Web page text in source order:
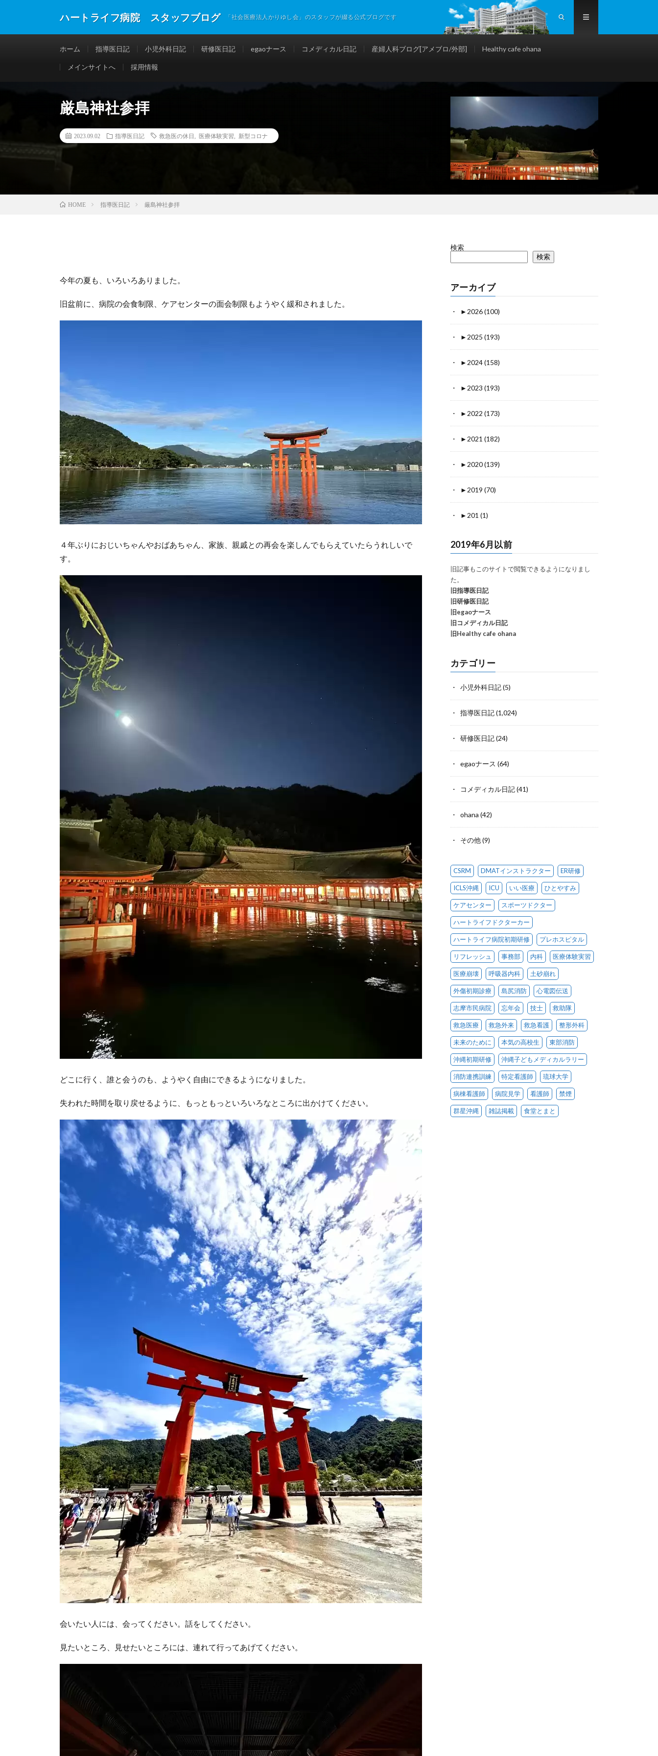
ハートライフ病院 スタッフブログ 「社会医療法人かりゆし会」のスタッフが綴る公式ブログです
ホーム 指導医日記 小児外科日記 研修医日記 egaoナース コメディカル日記 産婦人科ブログ[アメブロ/外部] Healthy cafe ohana
メインサイトへ 採用情報
厳島神社参拝
2023.09.02 指導医日記 救急医の休日 医療体験実習 新型コロナ
HOME 指導医日記 厳島神社参拝
今年の夏も、いろいろありました。
旧盆前に、病院の会食制限、ケアセンターの面会制限もようやく緩和されました。
４年ぶりにおじいちゃんやおばあちゃん、家族、親戚との再会を楽しんでもらえていたらうれしいで
す。
どこに行く、誰と会うのも、ようやく自由にできるようになりました。
失われた時間を取り戻せるように、もっともっといろいろなところに出かけてください。
会いたい人には、会ってください。話をしてください。
見たいところ、見せたいところには、連れて行ってあげてください。
検索
検索
アーカイブ
► 2026 (100)
► 2025 (193)
► 2024 (158)
► 2023 (193)
► 2022 (173)
► 2021 (182)
► 2020 (139)
► 2019 (70)
► 201 (1)
2019年6月以前
旧記事もこのサイトで閲覧できるようになりまし
た。
旧指導医日記
旧研修医日記
旧egaoナース
旧コメディカル日記
旧Healthy cafe ohana
カテゴリー
小児外科日記(5)
指導医日記(1,024)
研修医日記(24)
egaoナース (64)
コメディカル日記(41)
ohana (42)
その他(9)
CSRM DMATインストラクター ER研修
ICLS沖縄 ICU いい医療 ひとやすみ
ケアセンター スポーツドクター
ハートライフドクターカー
ハートライフ病院初期研修 プレホスピタル
リフレッシュ 事務部 内科 医療体験実習
医療崩壊 呼吸器内科 土砂崩れ
外傷初期診療 島尻消防 心電図伝送
志摩市民病院 忘年会 技士 救助隊
救急医療 救急外来 救急看護 整形外科
未来のために 本気の高校生 東部消防
沖縄初期研修 沖縄子どもメディカルラリー
消防連携訓練 特定看護師 琉球大学
病棟看護師 病院見学 看護師 禁煙
群星沖縄 雑誌掲載 食堂とまと